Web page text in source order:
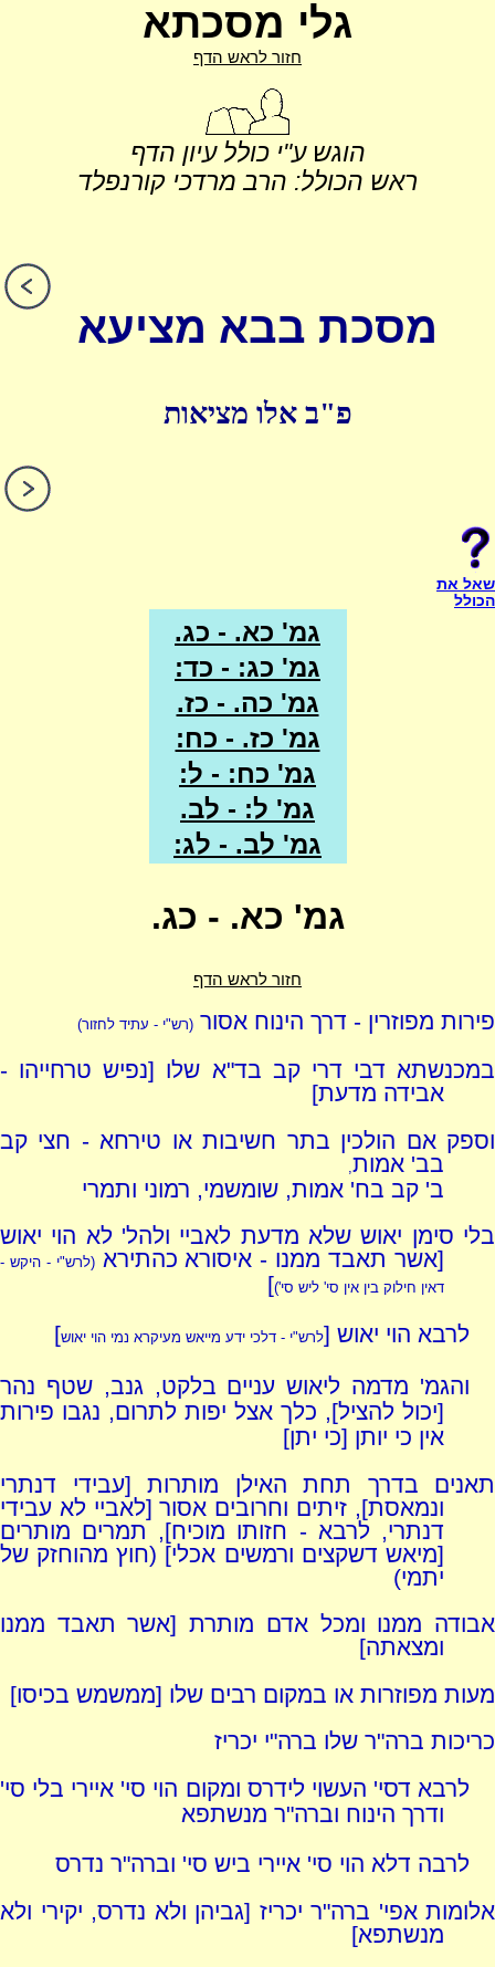
גלי מסכתא
חזור לראש הדף
הוגש ע"י כולל עיון הדף
ראש הכולל: הרב מרדכי קורנפלד
מסכת בבא מציעא
פ"ב אלו מציאות
שאל את
הכולל
גמ' כא. - כג.
גמ' כג: - כד:
גמ' כה. - כז.
גמ' כז. - כח:
גמ' כח: - ל:
גמ' ל: - לב.
גמ' לב. - לג:
גמ' כא. - כג.
חזור לראש הדף
פירות מפוזרין - דרך הינוח אסור (רש"י - עתיד לחזור)
במכנשתא דבי דרי קב בד"א שלו [נפיש טרחייהו -
אבידה מדעת]
וספק אם הולכין בתר חשיבות או טירחא - חצי קב
בב' אמות
ב' קב בח' אמות, שומשמי, רמוני ותמרי
בלי סימן יאוש שלא מדעת לאביי ולהל' לא הוי יאוש
[אשר תאבד ממנו - איסורא כהתירא(לרש"י - היקש -
דאין חילוק בין אין סי' ליש סי')]
לרבא הוי יאוש [לרש"י - דלכי ידע מייאש מעיקרא נמי הוי יאוש]
והגמ' מדמה ליאוש עניים בלקט, גנב, שטף נהר
[יכול להציל], כלך אצל יפות לתרום, נגבו פירות
אין כי יותן [כי יתן]
תאנים בדרך תחת האילן מותרות [עבידי דנתרי
ונמאסת], זיתים וחרובים אסור [לאביי לא עבידי
דנתרי, לרבא - חזותו מוכיח], תמרים מותרים
[מיאש דשקצים ורמשים אכלי] (חוץ מהוחזק של
יתמי)
אבודה ממנו ומכל אדם מותרת [אשר תאבד ממנו
ומצאתה]
מעות מפוזרות או במקום רבים שלו [ממשמש בכיסו]
כריכות ברה"ר שלו ברה"י יכריז
לרבא דסי' העשוי לידרס ומקום הוי סי' איירי בלי סי'
ודרך הינוח וברה"ר מנשתפא
לרבה דלא הוי סי' איירי ביש סי' וברה"ר נדרס
אלומות אפי' ברה"ר יכריז [גביהן ולא נדרס, יקירי ולא
מנשתפא]